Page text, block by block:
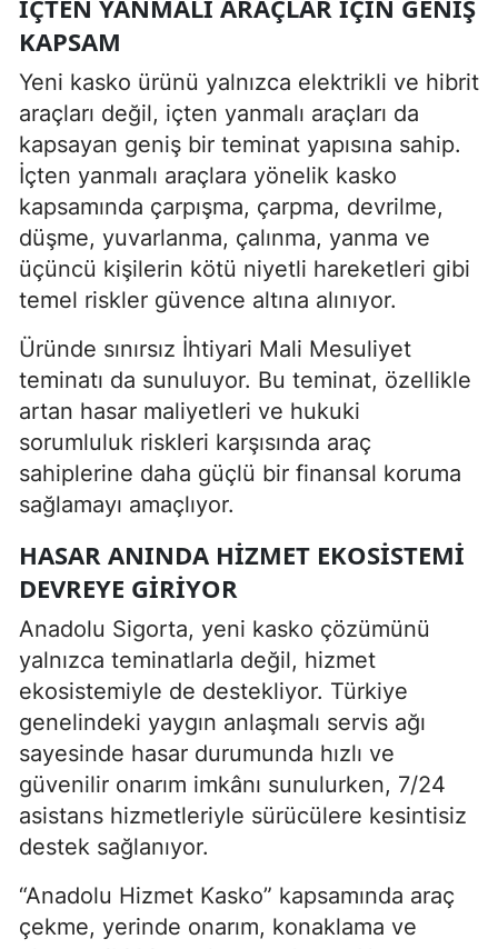
İÇTEN YANMALI ARAÇLAR IÇIN GENIŞ
KAPSAM
Yeni kasko ürünü yalnızca elektrikli ve hibrit
araçları değil, içten yanmalı araçları da
kapsayan geniş bir teminat yapısına sahip.
İçten yanmalı araçlara yönelik kasko
kapsamında çarpışma, çarpma, devrilme,
düşme, yuvarlanma, çalınma, yanma ve
üçüncü kişilerin kötü niyetli hareketleri gibi
temel riskler güvence altına alınıyor.
Üründe sınırsız İhtiyari Mali Mesuliyet
teminatı da sunuluyor. Bu teminat, özellikle
artan hasar maliyetleri ve hukuki
sorumluluk riskleri karşısında araç
sahiplerine daha güçlü bir finansal koruma
sağlamayı amaçlıyor.
HASAR ANINDA HIZMET EKOSISTEMI
DEVREYE GIRIYOR
Anadolu Sigorta, yeni kasko çözümünü
yalnızca teminatlarla değil, hizmet
ekosistemiyle de destekliyor. Türkiye
genelindeki yaygın anlaşmalı servis ağı
sayesinde hasar durumunda hızlı ve
güvenilir onarım imkânı sunulurken, 7/24
asistans hizmetleriyle sürücülere kesintisiz
destek sağlanıyor.
“Anadolu Hizmet Kasko” kapsamında araç
çekme, yerinde onarım, konaklama ve